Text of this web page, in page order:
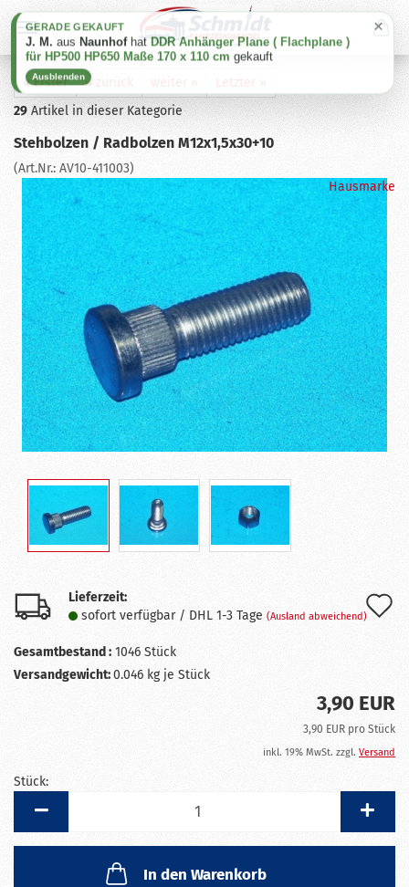
« Erster « zurück weiter »
Letzter »
29 Artikel in dieser Kategorie
Stehbolzen / Radbolzen M12x1,5x30+10
(Art.Nr.: AV10-411003)
Hausmarke
Lieferzeit:
sofort verfügbar / DHL 1-3 Tage (Ausland abweichend)
Gesamtbestand : 1046 Stück
Versandgewicht:0.046 kg je Stück
3,90 EUR
3,90 EUR pro Stück
inkl. 19% MwSt. zzgl. Versand
Stück:
In den Warenkorb
×
GERADE GEKAUFT
J. M. aus Naunhofhat DDR Anhänger Plane ( Flachplane )
für HP500 HP650 Maße 170 x 110 cm gekauft
Ausblenden